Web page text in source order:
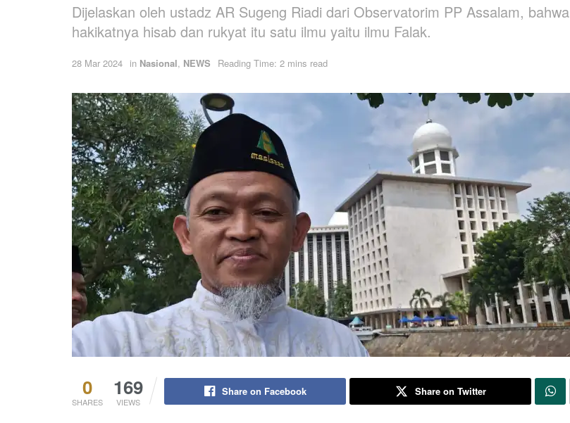
Dijelaskan oleh ustadz AR Sugeng Riadi dari Observatorim PP Assalam, bahwa
hakikatnya hisab dan rukyat itu satu ilmu yaitu ilmu Falak.
28 Mar 2024 in Nasional, NEWS Reading Time: 2 mins read
0
SHARES
169
VIEWS
Share on Facebook Share on Twitter